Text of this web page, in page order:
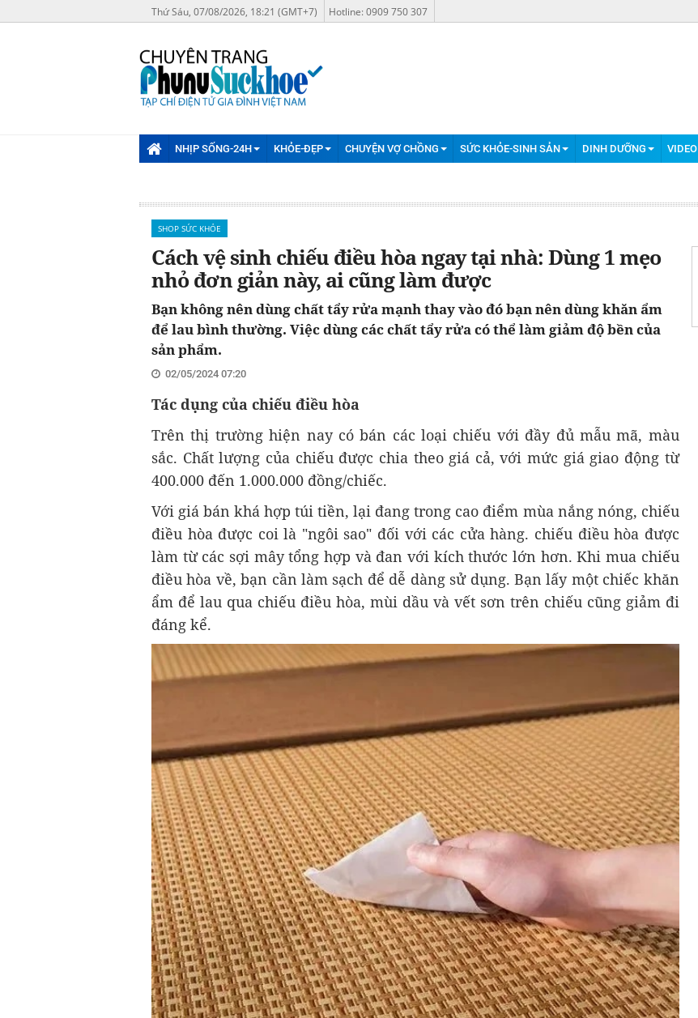
Thứ Sáu, 07/08/2026, 18:21 (GMT+7) Hotline: 0909 750 307
NHỊP SỐNG-24H KHỎE-ĐẸP CHUYỆN VỢ CHỒNG SỨC KHỎE-SINH SẢN DINH DƯỠNG VIDEO
SHOP SỨC KHỎE
Cách vệ sinh chiếu điều hòa ngay tại nhà: Dùng 1 mẹo
nhỏ đơn giản này, ai cũng làm được
Bạn không nên dùng chất tẩy rửa mạnh thay vào đó bạn nên dùng khăn ẩm
để lau bình thường. Việc dùng các chất tẩy rửa có thể làm giảm độ bền của
sản phẩm.
02/05/2024 07:20
Tác dụng của chiếu điều hòa
Trên thị trường hiện nay có bán các loại chiếu với đầy đủ mẫu mã, màu
sắc. Chất lượng của chiếu được chia theo giá cả, với mức giá giao động từ
400.000 đến 1.000.000 đồng/chiếc.
Với giá bán khá hợp túi tiền, lại đang trong cao điểm mùa nắng nóng, chiếu
điều hòa được coi là "ngôi sao" đối với các cửa hàng. chiếu điều hòa được
làm từ các sợi mây tổng hợp và đan với kích thước lớn hơn. Khi mua chiếu
điều hòa về, bạn cần làm sạch để dễ dàng sử dụng. Bạn lấy một chiếc khăn
ẩm để lau qua chiếu điều hòa, mùi dầu và vết sơn trên chiếu cũng giảm đi
đáng kể.